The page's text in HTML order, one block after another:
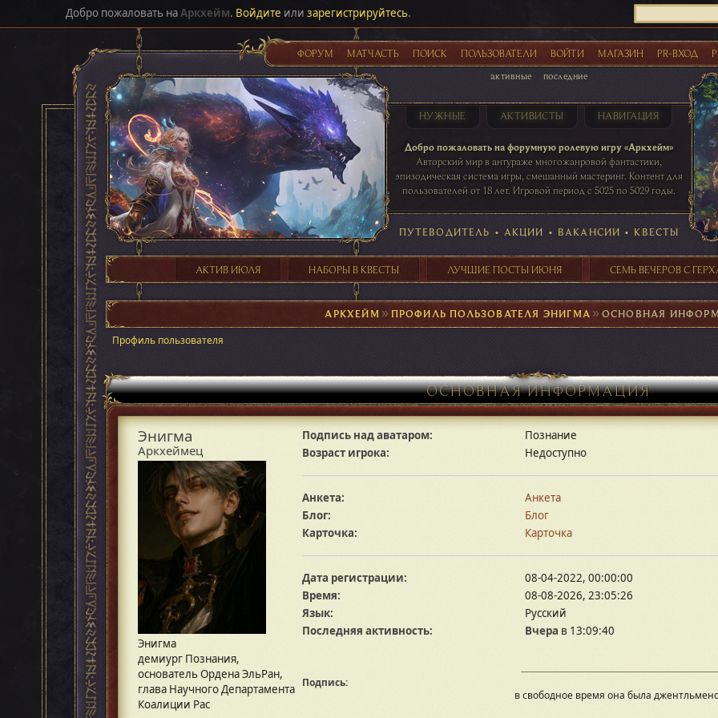
Добро пожаловать наАркхейм. Войдите или зарегистрируйтесь.
ФОРУМ МАТЧАСТЬ ПОИСК ПОЛЬЗОВАТЕЛИ ВОЙТИ МАГАЗИН PR-ВХОД
активные последние
НУЖНЫЕ АКТИВИСТЫ НАВИГАЦИЯ
Добро пожаловать на форумную ролевую игру «Аркхейм»
Авторский мир в антураже многожанровой фантастики,
эпизодическая система игры, смешанный мастеринг. Контент для
пользователей от 18 лет. Игровой период с 5025 по 5029 годы.
таблице игровой активности
41 ПОСТОВ 31 ПОСТОВ 29 ПОСТОВ 24 ПОСТОВ
ПУТЕВОДИТЕЛЬ • АКЦИИ • ВАКАНСИИ • КВЕСТЫ
АКТИВ ИЮЛЯ НАБОРЫ В КВЕСТЫ ЛУЧШИЕ ПОСТЫ ИЮНЯ СЕМЬ ВЕЧЕРОВ С
АРКХЕЙМ ►ПРОФИЛЬ ПОЛЬЗОВАТЕЛЯ ЭНИГМА ►ОСНОВНАЯ
Профиль пользователя
ОСНОВНАЯ ИНФОРМАЦИЯ
Энигма
Аркхеймец
Энигма
демиург Познания,
основатель Ордена ЭльРан,
глава Научного Департамента
Коалиции Рас
Подпись над аватаром:
Познание
Возраст игрока:
Недоступно
Анкета:
Анкета
Блог:
Блог
Карточка:
Карточка
Дата регистрации:
08-04-2022, 00:00:00
Время:
08-08-2026, 23:05:26
Язык:
Русский
Последняя активность:
Вчера в 13:09:40
Подпись:
в свободное время она была